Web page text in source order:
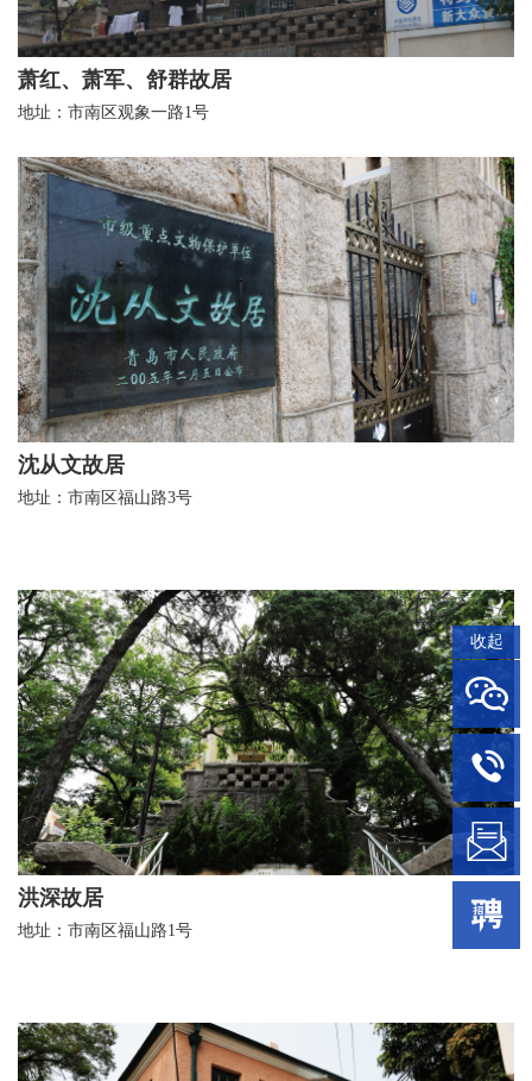
收起
萧红、萧军、舒群故居
地址：市南区观象一路1号
沈从文故居
地址：市南区福山路3号
洪深故居
地址：市南区福山路1号